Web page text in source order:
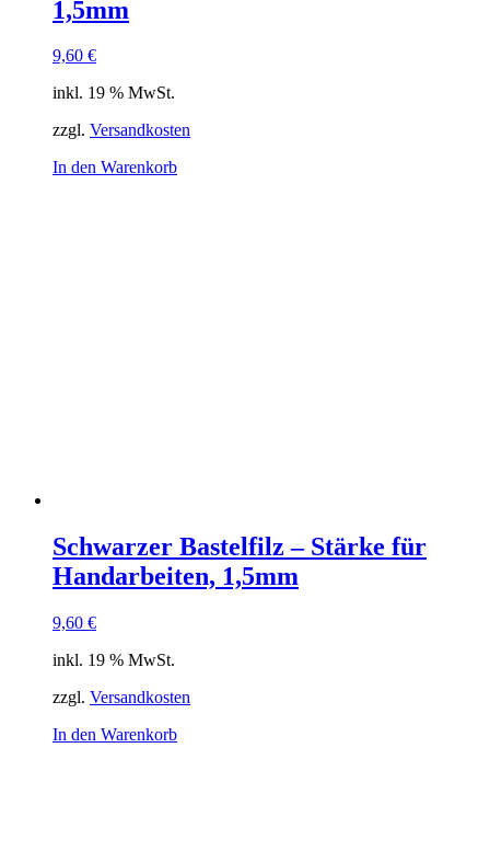
1,5mm
9,60 €
inkl. 19 % MwSt.
zzgl. Versandkosten
In den Warenkorb
Schwarzer Bastelfilz – Stärke für
Handarbeiten, 1,5mm
9,60 €
inkl. 19 % MwSt.
zzgl. Versandkosten
In den Warenkorb